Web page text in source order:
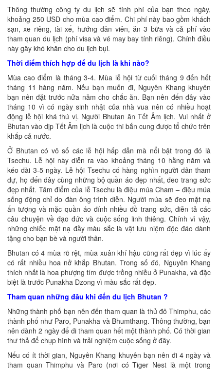
Thông thường công ty du lịch sẽ tính phí của bạn theo ngày,
khoảng 250 USD cho mùa cao điểm. Chi phí này bao gồm khách
sạn, xe riêng, tài xế, hướng dẫn viên, ăn 3 bữa và cả phí vào
tham quan du lịch (phí visa và vé may bay tính riêng). Chính điều
này gây khó khăn cho du lịch bụi.
Thời điểm thích hợp để du lịch là khi nào?
Mùa cao điểm là tháng 3-4. Mùa lễ hội từ cuối tháng 9 đến hết
tháng 11 hàng năm. Nếu bạn muốn đi, Nguyên Khang khuyên
bạn nên đặt trước nửa năm cho chắc ăn. Bạn nên đến đây vào
tháng 10 vì có ngày sinh nhật của nhà vua nên có nhiều hoạt
động lễ hội khá thú vị. Người Bhutan ăn Tết Âm lịch. Vui nhất ở
Bhutan vào dịp Tết Âm lịch là cuộc thi bắn cung được tổ chức trên
khắp cả nước.
Ở Bhutan có vô số các lễ hội hấp dẫn mà nổi bật trong đó là
Tsechu. Lễ hội này diễn ra vào khoảng tháng 10 hằng năm và
kéo dài 3-5 ngày. Lễ hội Tsechu có hàng nghìn người dân tham
dự, họ đến đây cùng những bộ quần áo đẹp nhất, đeo trang sức
đẹp nhất. Tâm điểm của lễ Tsechu là điệu múa Cham – điệu múa
sống động chỉ do đàn ông trình diễn. Người múa sẽ đeo mặt nạ
ấn tượng và mặc quần áo đính nhiều đồ trang sức, diễn tả các
câu chuyện về đạo đức và cuộc sống linh thiêng. Chính vì vậy,
những chiếc mặt nạ đầy màu sắc là vật lưu niệm độc đáo dành
tặng cho bạn bè và người thân.
Bhutan có 4 mùa rõ rệt, mùa xuân khí hậu cũng rất đẹp vì lúc ấy
có rất nhiều hoa nở khắp Bhutan. Trong số đó, Nguyên Khang
thích nhất là hoa phượng tím được trồng nhiều ở Punakha, và đặc
biệt là trước Punakha Dzong vì màu sắc rất đẹp.
Tham quan những đâu khi đến du lịch Bhutan ?
Những thành phố bạn nên đến tham quan là thủ đô Thimphu, các
thành phố như Paro, Punakha và Bhumthang. Thông thường, bạn
nên dành 2 ngày để đi tham quan hết một thành phố. Có thời gian
thư thả để chụp hình và trải nghiệm cuộc sống ở đây.
Nếu có ít thời gian, Nguyên Khang khuyên bạn nên đi 4 ngày và
tham quan Thimphu và Paro (nơi có Tiger Nest là một trong